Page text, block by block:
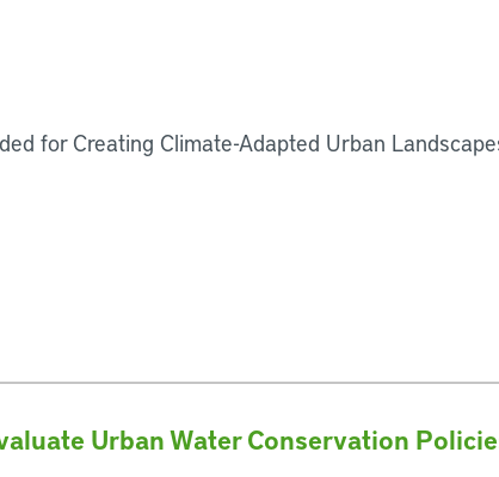
for Creating Climate-Adapted Urban
Urban Water Conservation